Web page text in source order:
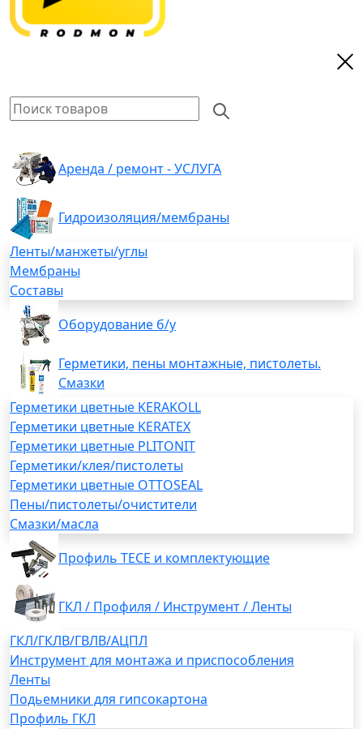
Аренда / ремонт - УСЛУГА
Гидроизоляция/мембраны
Ленты/манжеты/углы
Мембраны
Составы
Оборудование б/у
Герметики, пены монтажные, пистолеты.
Смазки
Герметики цветные KERAKOLL
Герметики цветные KERATEX
Герметики цветные PLITONIT
Герметики/клея/пистолеты
Герметики цветные OTTOSEAL
Пены/пистолеты/очистители
Смазки/масла
Профиль TECE и комплектующие
ГКЛ / Профиля / Инструмент / Ленты
ГКЛ/ГКЛВ/ГВЛВ/АЦПЛ
Инструмент для монтажа и приспособления
Ленты
Подьемники для гипсокартона
Профиль ГКЛ